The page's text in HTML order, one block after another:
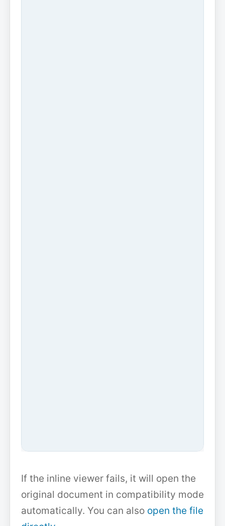
If the inline viewer fails, it will open the
original document in compatibility mode
automatically. You can also open the file